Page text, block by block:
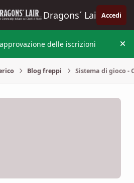
Dragons´ Lair Accedi
delle iscrizioni
Blog freppi Sistema di gioco -